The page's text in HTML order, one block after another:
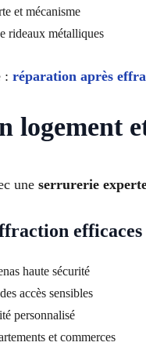
et mécanisme
rideaux métalliques
: réparation après
logement
une serrurerie
efficaces
haute sécurité
accès sensibles
personnalisé
et commerces